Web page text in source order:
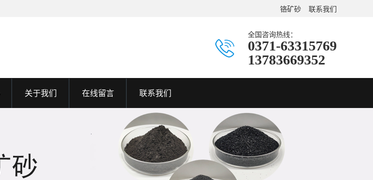
铬矿砂 联系我们
全国咨询热线：
0371-63315769
13783669352
关于我们 在线留言 联系我们